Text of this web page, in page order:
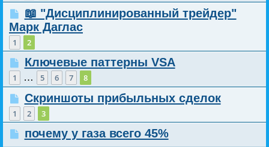
📖 "Дисциплинированный трейдер"
Марк Даглас
1 2
Ключевые паттерны VSA
1 … 5 6 7 8
Скриншоты прибыльных сделок
1 2 3
почему у газа всего 45%